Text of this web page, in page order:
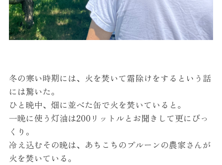
冬の寒い時期には、火を焚いて霜除けをするという話
には驚いた。
ひと晩中、畑に並べた缶で火を焚いていると。
一晩に使う灯油は200リットルとお聞きして更にびっ
くり。
冷え込むその晩は、 あちこちの プルーンの農家さんが
火を焚いている。